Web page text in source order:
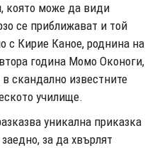
която може да види
се приближават и той
с Кирие Каное, роднина на
година Момо Оконоги,
скандално известните
училище.
уникална приказка
за да хвърлят